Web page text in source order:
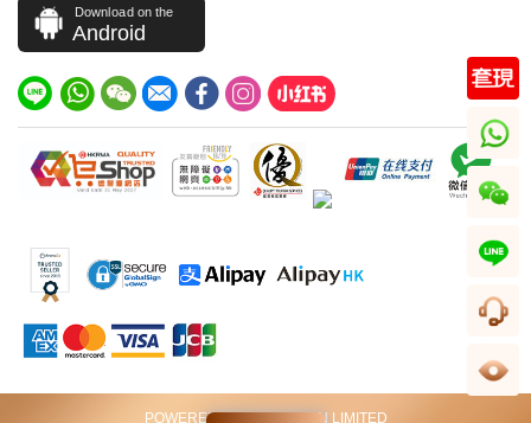
Download on the
Android
POWERED BY VIP STATION LIMITED